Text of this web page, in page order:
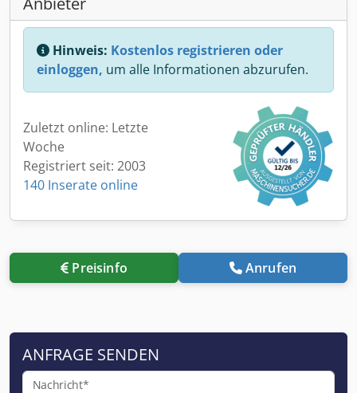
Hinweis: Kostenlos registrieren oder
einloggen, um alle Informationen abzurufen.
Zuletzt online: Letzte
Woche
Registriert seit: 2003
140 Inserate online
Preisinfo Anrufen
ANFRAGE SENDEN
Nachricht*